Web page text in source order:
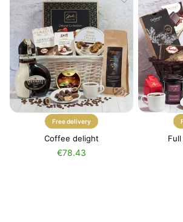
Free delivery
Coffee delight
€78.43